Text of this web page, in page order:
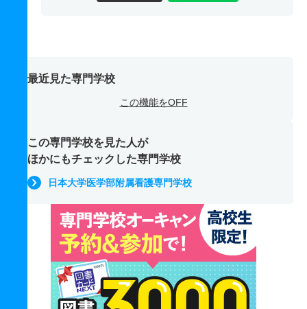
最近見た専門学校
この機能をOFF
この専門学校を見た人が
ほかにもチェックした専門学校
日本大学医学部附属看護専門学校